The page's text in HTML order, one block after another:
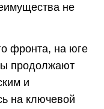
не
фронта, на юге
продолжают
и
на ключевой